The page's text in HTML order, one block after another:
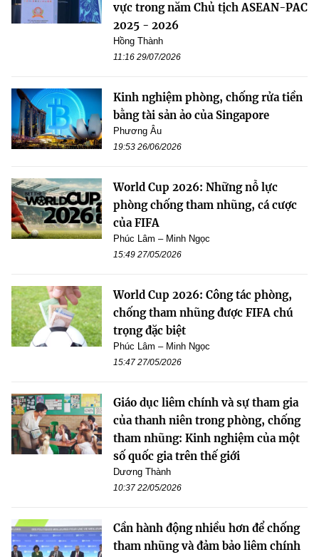
vực trong năm Chủ tịch ASEAN-PAC
2025 - 2026
Hồng Thành
11:16 29/07/2026
Kinh nghiệm phòng, chống rửa tiền
bằng tài sản ảo của Singapore
Phương Âu
19:53 26/06/2026
World Cup 2026: Những nỗ lực
phòng chống tham nhũng, cá cược
của FIFA
Phúc Lâm – Minh Ngọc
15:49 27/05/2026
World Cup 2026: Công tác phòng,
chống tham nhũng được FIFA chú
trọng đặc biệt
Phúc Lâm – Minh Ngọc
15:47 27/05/2026
Giáo dục liêm chính và sự tham gia
của thanh niên trong phòng, chống
tham nhũng: Kinh nghiệm của một
số quốc gia trên thế giới
Dương Thành
10:37 22/05/2026
Cần hành động nhiều hơn để chống
tham nhũng và đảm bảo liêm chính